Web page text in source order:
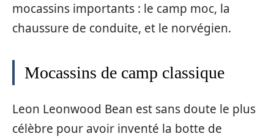
mocassins importants : le camp moc, la
chaussure de conduite, et le norvégien.
Mocassins de camp classique
Leon Leonwood Bean est sans doute le plus
célèbre pour avoir inventé la botte de